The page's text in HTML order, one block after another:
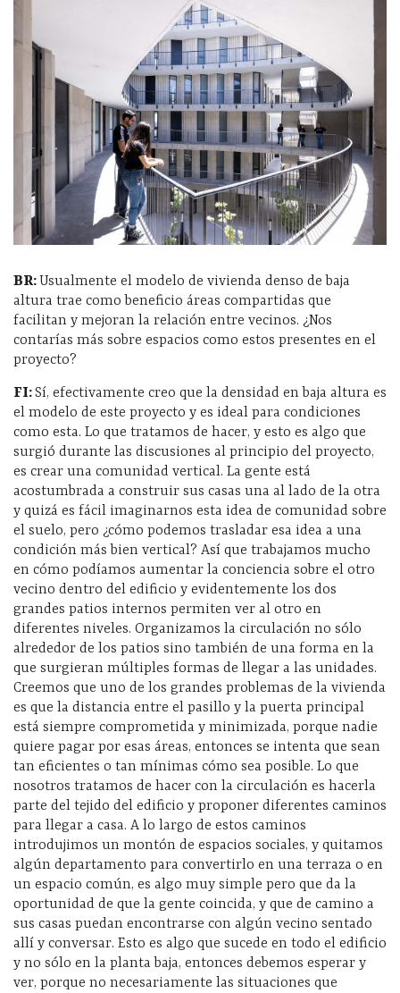
BR:Usualmente el modelo de vivienda denso de baja
altura trae como beneficio áreas compartidas que
facilitan y mejoran la relación entre vecinos. ¿Nos
contarías más sobre espacios como estos presentes en el
proyecto?
FI:Sí, efectivamente creo que la densidad en baja altura es
el modelo de este proyecto y es ideal para condiciones
como esta. Lo que tratamos de hacer, y esto es algo que
surgió durante las discusiones al principio del proyecto,
es crear una comunidad vertical. La gente está
acostumbrada a construir sus casas una al lado de la otra
y quizá es fácil imaginarnos esta idea de comunidad sobre
el suelo, pero ¿cómo podemos trasladar esa idea a una
condición más bien vertical? Así que trabajamos mucho
en cómo podíamos aumentar la conciencia sobre el otro
vecino dentro del edificio y evidentemente los dos
grandes patios internos permiten ver al otro en
diferentes niveles. Organizamos la circulación no sólo
alrededor de los patios sino también de una forma en la
que surgieran múltiples formas de llegar a las unidades.
Creemos que uno de los grandes problemas de la vivienda
es que la distancia entre el pasillo y la puerta principal
está siempre comprometida y minimizada, porque nadie
quiere pagar por esas áreas, entonces se intenta que sean
tan eficientes o tan mínimas cómo sea posible. Lo que
nosotros tratamos de hacer con la circulación es hacerla
parte del tejido del edificio y proponer diferentes caminos
para llegar a casa. A lo largo de estos caminos
introdujimos un montón de espacios sociales, y quitamos
algún departamento para convertirlo en una terraza o en
un espacio común, es algo muy simple pero que da la
oportunidad de que la gente coincida, y que de camino a
sus casas puedan encontrarse con algún vecino sentado
allí y conversar. Esto es algo que sucede en todo el edificio
y no sólo en la planta baja, entonces debemos esperar y
ver, porque no necesariamente las situaciones que